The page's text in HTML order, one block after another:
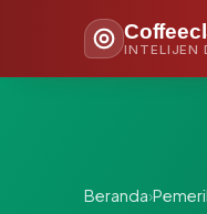
INTELIJEN
Beranda›